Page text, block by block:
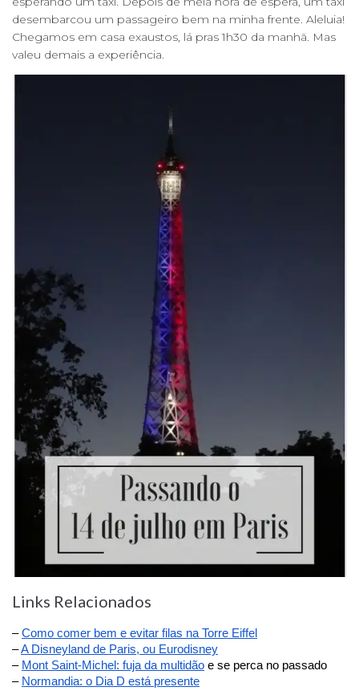
desembarcou um passageiro bem na minha frente. Aleluia!
Chegamos em casa exaustos, lá pras 1h30 da manhã. Mas
valeu demais a experiência.
Links Relacionados
– Como comer bem e evitar filas na Torre Eiffel
– A Disneyland de Paris, ou Eurodisney
– Mont Saint-Michel: fuja da multidão e se perca no passado
– Normandia: o Dia D está presente